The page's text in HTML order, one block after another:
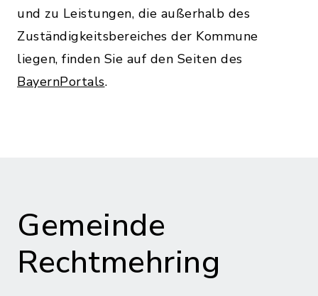
und zu Leistungen, die außerhalb des
Zuständigkeitsbereiches der Kommune
liegen, finden Sie auf den Seiten des
BayernPortals.
Gemeinde
Rechtmehring